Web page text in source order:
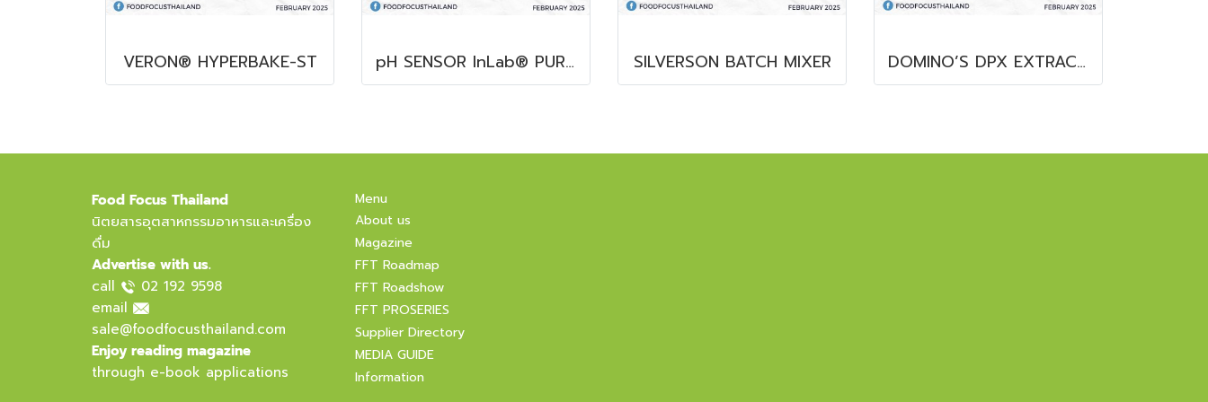
VERON® HYPERBAKE-ST pH SENSOR InLab® PURE PRO-ISM SILVERSON BATCH MIXER DOMINO’S DPX EXTRACTION SYSTEM
Food Focus Thailand
นิตยสารอุตสาหกรรมอาหารและเครื่อง
ดื่ม
Advertise with us.
call
02 192 9598
email
sale@foodfocusthailand.com
Enjoy reading magazine
through e-book applications
Menu
About us
Magazine
FFT Roadmap
FFT Roadshow
FFT PROSERIES
Supplier Directory
MEDIA GUIDE
Information